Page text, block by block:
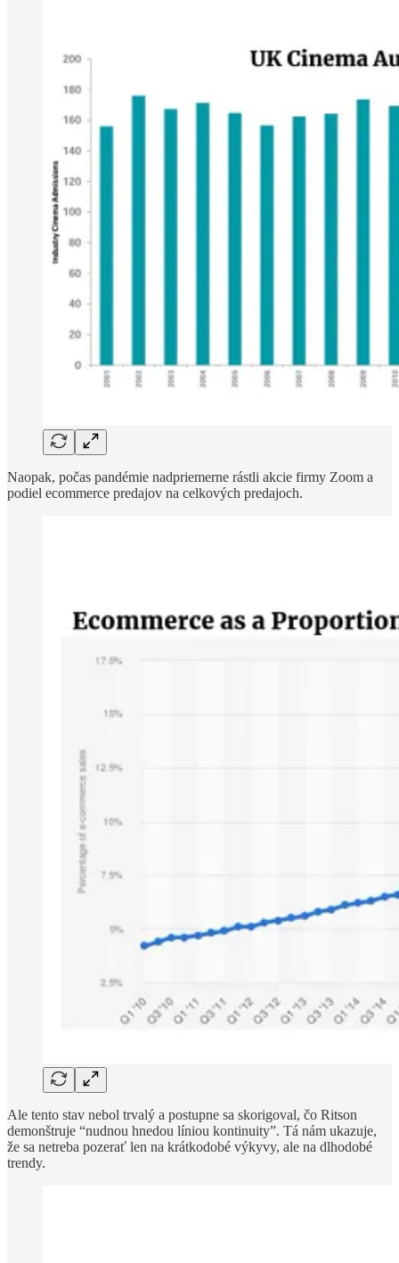
Naopak, počas pandémie nadpriemerne rástli akcie firmy Zoom a
podiel ecommerce predajov na celkových predajoch.
Ale tento stav nebol trvalý a postupne sa skorigoval, čo Ritson
demonštruje “nudnou hnedou líniou kontinuity”. Tá nám ukazuje,
že sa netreba pozerať len na krátkodobé výkyvy, ale na dlhodobé
trendy.